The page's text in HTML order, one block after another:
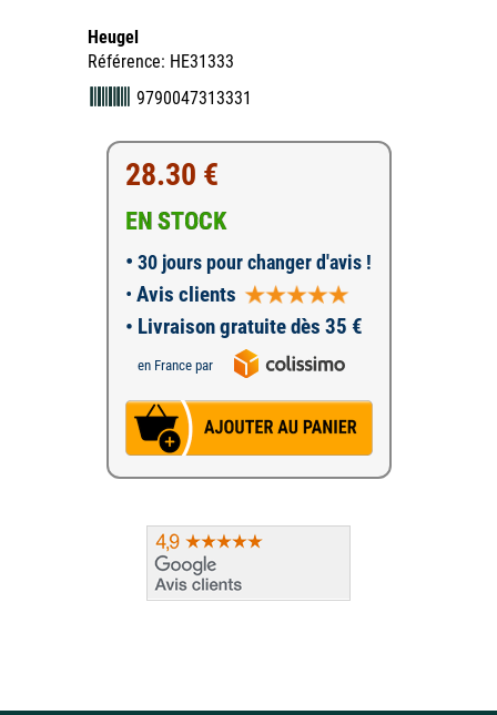
Heugel
Référence: HE31333
9790047313331
28.30 €
EN STOCK
• 30 jours pour changer d'avis !
• Avis clients
• Livraison gratuite dès 35 €
en France par